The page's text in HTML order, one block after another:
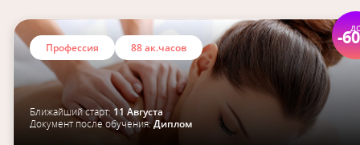
-
Профессия 88 ак.часов
Ближайший старт: 11 Августа
Документ после обучения:Диплом